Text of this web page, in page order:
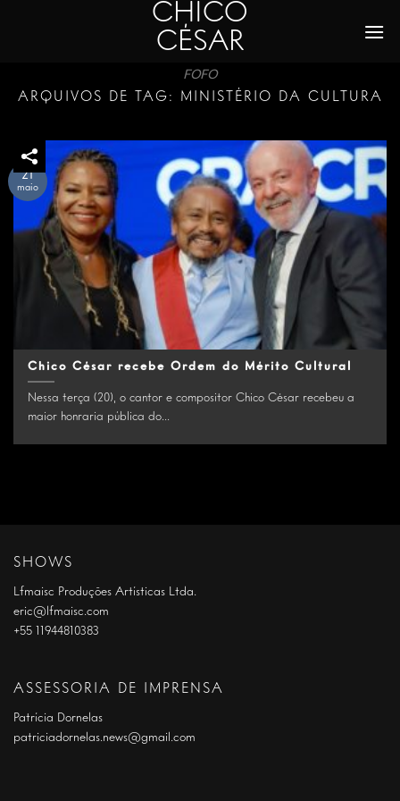
CHICO
CÉSAR
FOFO
ARQUIVOS DE TAG: MINISTÉRIO DA CULTURA
Chico César recebe Ordem do Mérito Cultural
Nessa terça (20), o cantor e compositor Chico César recebeu a
maior honraria pública do...
21
maio
SHOWS
Lfmaisc Produções Artísticas Ltda.
eric@lfmaisc.com
+55 11944810383
ASSESSORIA DE IMPRENSA
Patrícia Dornelas
patriciadornelas.news@gmail.com